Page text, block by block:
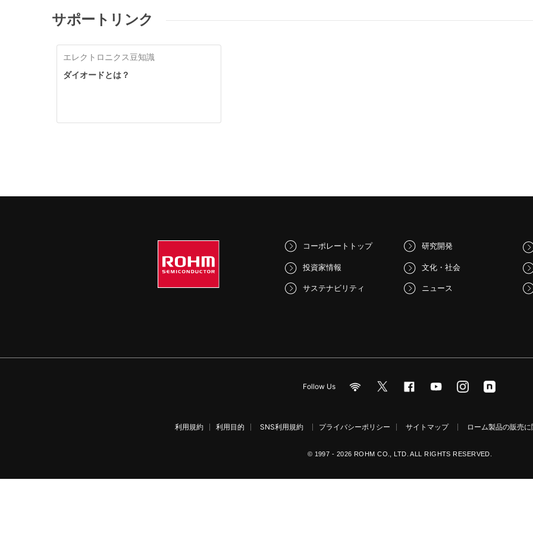
サポートリンク
エレクトロニクス豆知識
ダイオードとは？
コーポレートトップ
投資家情報
サステナビリティ
研究開発
文化・社会
ニュース
Follow Us
利用規約 利用目的 SNS利用規約 プライバシーポリシー サイトマップ ローム製品の販売
© 1997 - 2026 ROHM CO., LTD. ALL RIGHTS RESERVED.